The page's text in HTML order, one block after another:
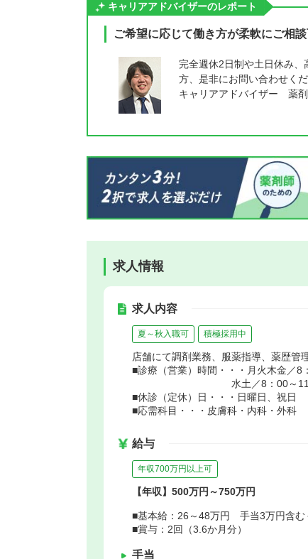
キャリアアドバイザーのレポート
ご希望に応じて働き方が柔軟にご相談
完全週休2日制や土日休み
方、是非にお問い合わせくだ
キャリアアドバイザー 薬剤
求人情報
求人内容
夏～秋入職可 積極採用中
店舗にて調剤業務、服薬指導、薬歴管
■診療（営業）時間・・・月火木金／8
水土／8：00～11
■休診（定休）日・・・日曜日、祝日
■応需科目・・・皮膚科・内科・外科
給与
年収700万円以上可
【年収】500万円～750万円
■基本給：26～48万円 手当3万円含む
■賞与：2回（3.6か月分）
手当